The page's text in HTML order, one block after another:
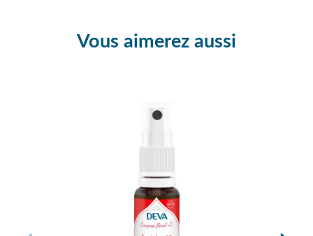
Vous aimerez aussi